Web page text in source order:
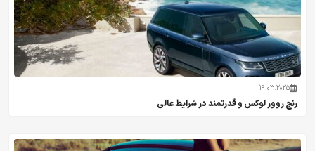
19.03.2025
رنج روور لوکس و قدرتمند در شرایط عالی